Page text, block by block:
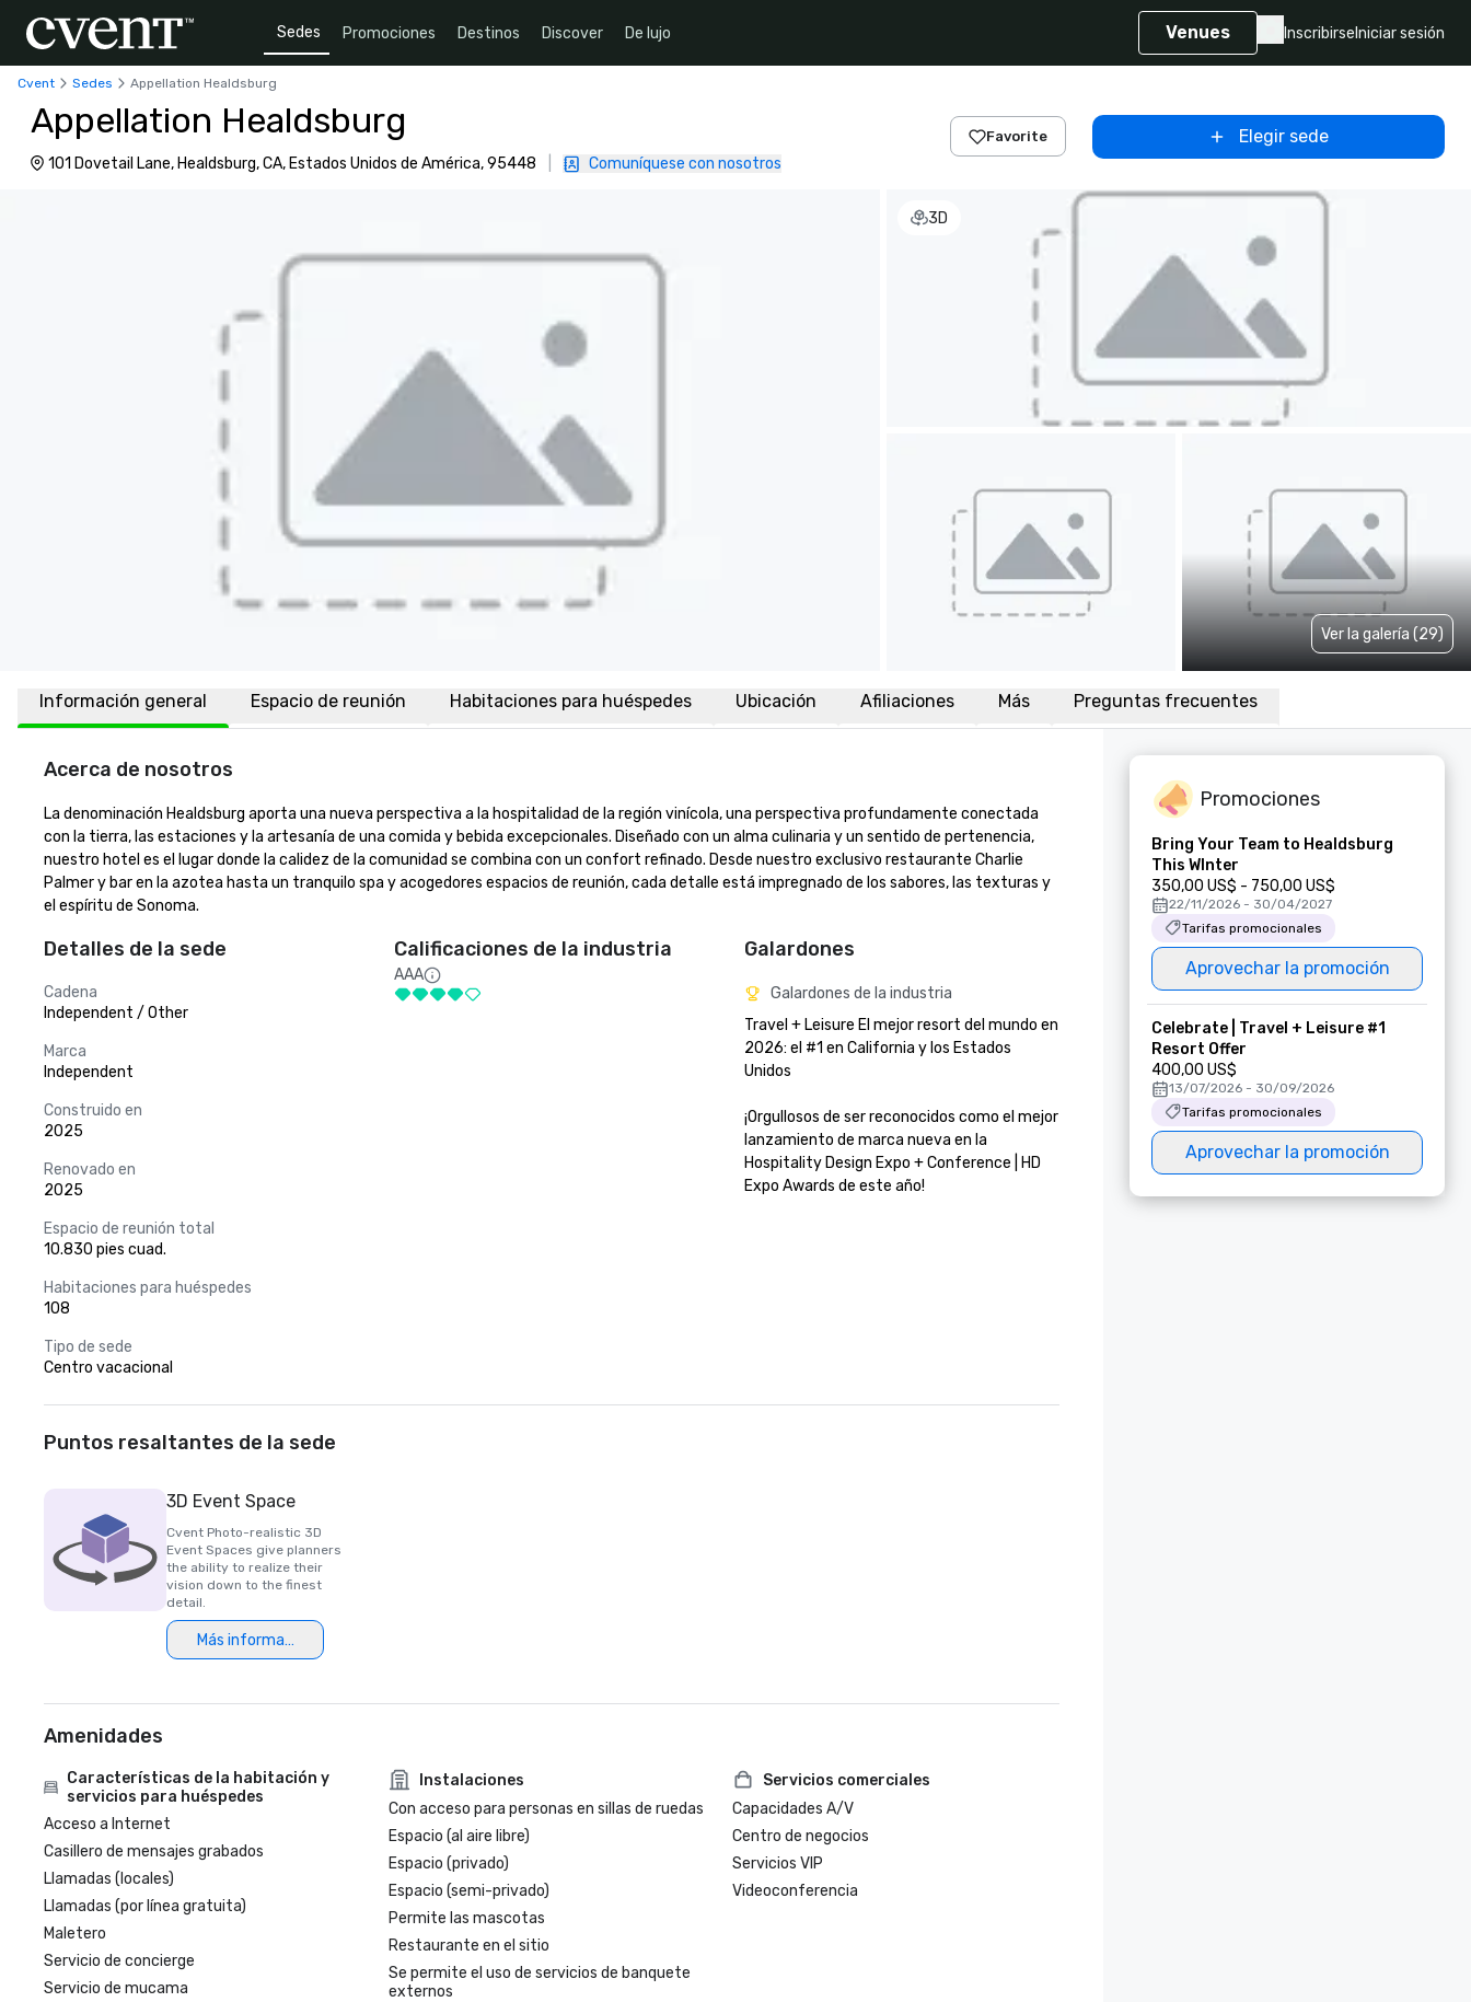
Sedes Promociones Destinos Discover De lujo Venues Inscribirse Iniciar sesión
Cvent Sedes Appellation Healdsburg
Appellation Healdsburg
101 Dovetail Lane, Healdsburg, CA, Estados Unidos de América, 95448 Comuníquese con nosotros
Favorite Elegir sede
3D
Ver la galería (29)
Información general Espacio de reunión Habitaciones para huéspedes Ubicación Afiliaciones Más Preguntas frecuentes
Acerca de nosotros
La denominación Healdsburg aporta una nueva perspectiva a la hospitalidad de la región vinícola, una perspectiva profundamente conectada
con la tierra, las estaciones y la artesanía de una comida y bebida excepcionales. Diseñado con un alma culinaria y un sentido de pertenencia,
nuestro hotel es el lugar donde la calidez de la comunidad se combina con un confort refinado. Desde nuestro exclusivo restaurante Charlie
Palmer y bar en la azotea hasta un tranquilo spa y acogedores espacios de reunión, cada detalle está impregnado de los sabores, las texturas y
el espíritu de Sonoma.
Detalles de la sede
Cadena
Independent / Other
Marca
Independent
Construido en
2025
Renovado en
2025
Espacio de reunión total
10.830 pies cuad.
Habitaciones para huéspedes
108
Tipo de sede
Centro vacacional
Calificaciones de la industria
AAA
Galardones
Galardones de la industria
Travel + Leisure El mejor resort del mundo en
2026: el #1 en California y los Estados
Unidos
¡Orgullosos de ser reconocidos como el mejor
lanzamiento de marca nueva en la
Hospitality Design Expo + Conference | HD
Expo Awards de este año!
Puntos resaltantes de la sede
3D Event Space
Cvent Photo-realistic 3D
Event Spaces give planners
the ability to realize their
vision down to the finest
detail.
Más información
Amenidades
Características de la habitación y
servicios para huéspedes
Acceso a Internet
Casillero de mensajes grabados
Llamadas (locales)
Llamadas (por línea gratuita)
Maletero
Servicio de concierge
Servicio de mucama
Instalaciones
Con acceso para personas en sillas de ruedas
Espacio (al aire libre)
Espacio (privado)
Espacio (semi-privado)
Permite las mascotas
Restaurante en el sitio
Se permite el uso de servicios de banquete
externos
Servicios comerciales
Capacidades A/V
Centro de negocios
Servicios VIP
Videoconferencia
Promociones
Bring Your Team to Healdsburg
This WInter
350,00 US$ - 750,00 US$
22/11/2026 - 30/04/2027
Tarifas promocionales
Aprovechar la promoción
Celebrate | Travel + Leisure #1
Resort Offer
400,00 US$
13/07/2026 - 30/09/2026
Tarifas promocionales
Aprovechar la promoción